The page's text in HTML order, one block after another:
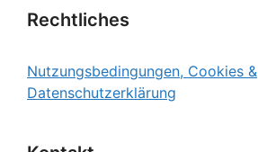
Rechtliches
Nutzungsbedingungen, Cookies &
Datenschutzerklärung